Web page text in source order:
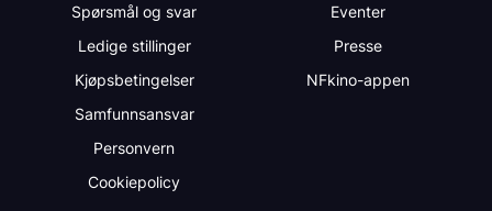
Spørsmål og svar
Ledige stillinger
Kjøpsbetingelser
Samfunnsansvar
Personvern
Cookiepolicy
Eventer
Presse
NFkino-appen